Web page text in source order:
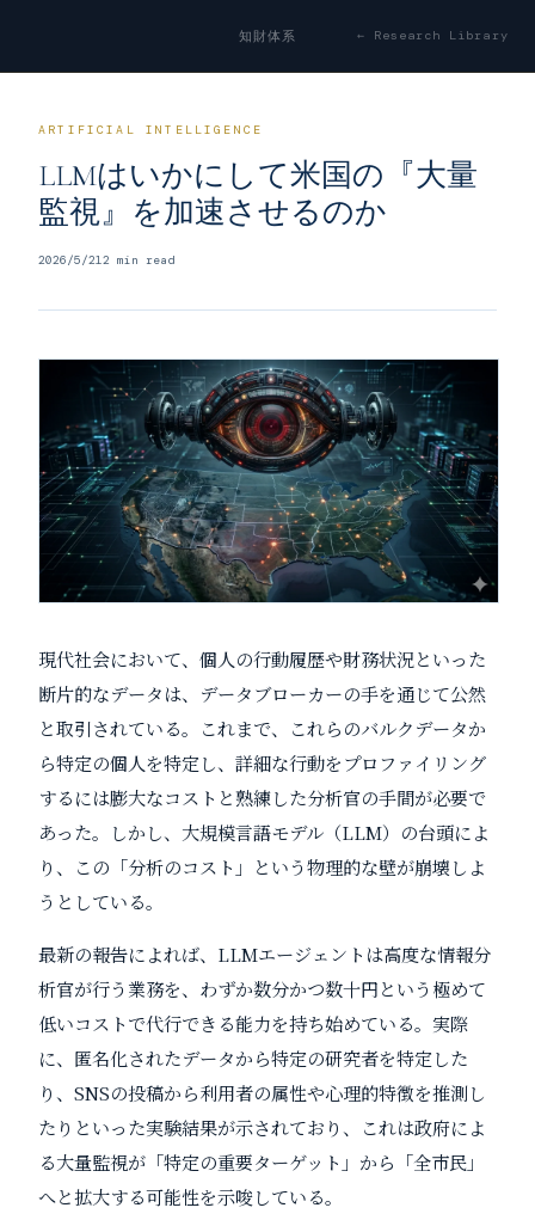
知財体系 ← Research Library
ARTIFICIAL INTELLIGENCE
LLMはいかにして米国の『大量
監視』を加速させるのか
2026/5/212 min read
現代社会において、個人の行動履歴や財務状況といった
断片的なデータは、データブローカーの手を通じて公然
と取引されている。これまで、これらのバルクデータか
ら特定の個人を特定し、詳細な行動をプロファイリング
するには膨大なコストと熟練した分析官の手間が必要で
あった。しかし、大規模言語モデル（LLM）の台頭によ
り、この「分析のコスト」という物理的な壁が崩壊しよ
うとしている。
最新の報告によれば、LLMエージェントは高度な情報分
析官が行う業務を、わずか数分かつ数十円という極めて
低いコストで代行できる能力を持ち始めている。実際
に、匿名化されたデータから特定の研究者を特定した
り、SNSの投稿から利用者の属性や心理的特徴を推測し
たりといった実験結果が示されており、これは政府によ
る大量監視が「特定の重要ターゲット」から「全市民」
へと拡大する可能性を示唆している。